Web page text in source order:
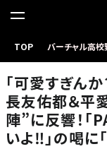
TOP バーチャル高校
｢可愛すぎん
長友佑都＆平
陣”に反響！｢
いよ‼︎｣の喝に